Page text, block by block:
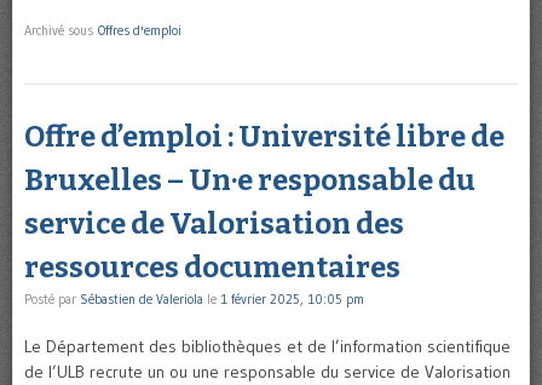
Archivé sous Offres d'emploi
Offre d’emploi : Université libre de
Bruxelles – Un·e responsable du
service de Valorisation des
ressources documentaires
Posté par Sébastien de Valeriola le 1 février 2025, 10:05 pm
Le Département des bibliothèques et de l’information scientifique
de l’ULB recrute un ou une responsable du service de Valorisation